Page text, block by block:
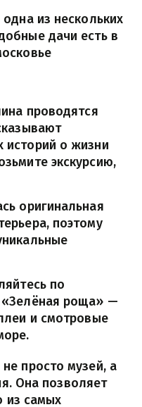
из нескольких
дачи есть в
проводятся
историй о жизни
экскурсию,
оригинальная
поэтому
по
«Зелёная роща» —
и смотровые
просто музей, а
Она позволяет
из самых